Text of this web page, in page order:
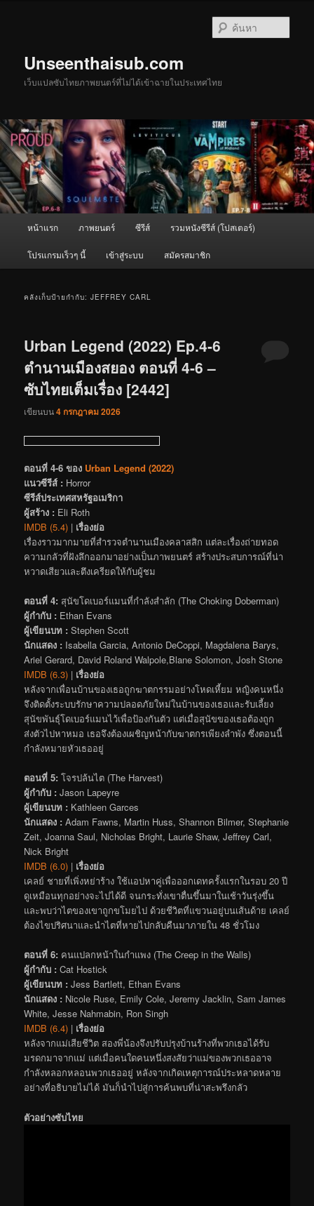
Unseenthaisub.com
เว็บแปลซับไทยภาพยนตร์ที่ไม่ได้เข้าฉายในประเทศไทย
หน้าแรก ภาพยนตร์ ซีรีส์ รวมหนังซีรีส์ (โปสเตอร์)
โปรแกรมเร็วๆ นี้ เข้าสู่ระบบ สมัครสมาชิก
คลังเก็บป้ายกำกับ:JEFFREY CARL
Urban Legend (2022) Ep.4-6
ตำนานเมืองสยอง ตอนที่ 4-6 –
ซับไทยเต็มเรื่อง [2442]
เขียนบน4 กรกฎาคม 2026
ตอนที่ 4-6 ของ Urban Legend (2022)
แนวซีรีส์ : Horror
ซีรีส์ประเทศสหรัฐอเมริกา
ผู้สร้าง : Eli Roth
IMDB (5.4) | เรื่องย่อ
เรื่องราวมากมายที่สำรวจตำนานเมืองคลาสสิก แต่ละเรื่องถ่ายทอด
ความกลัวที่ฝังลึกออกมาอย่างเป็นภาพยนตร์ สร้างประสบการณ์ที่น่า
หวาดเสียวและตึงเครียดให้กับผู้ชม
ตอนที่ 4: สุนัขโดเบอร์แมนที่กำลังสำลัก (The Choking Doberman)
ผู้กำกับ : Ethan Evans
ผู้เขียนบท : Stephen Scott
นักแสดง : Isabella Garcia, Antonio DeCoppi, Magdalena Barys,
Ariel Gerard, David Roland Walpole,Blane Solomon, Josh Stone
IMDB (6.3) | เรื่องย่อ
หลังจากเพื่อนบ้านของเธอถูกฆาตกรรมอย่างโหดเหี้ยม หญิงคนหนึ่ง
จึงติดตั้งระบบรักษาความปลอดภัยใหม่ในบ้านของเธอและรับเลี้ยง
สุนัขพันธุ์โดเบอร์แมนไว้เพื่อป้องกันตัว แต่เมื่อสุนัขของเธอต้องถูก
ส่งตัวไปหาหมอ เธอจึงต้องเผชิญหน้ากับฆาตกรเพียงลำพัง ซึ่งตอนนี้
กำลังหมายหัวเธออยู่
ตอนที่ 5: โจรปล้นไต (The Harvest)
ผู้กำกับ : Jason Lapeyre
ผู้เขียนบท : Kathleen Garces
นักแสดง : Adam Fawns, Martin Huss, Shannon Bilmer, Stephanie
Zeit, Joanna Saul, Nicholas Bright, Laurie Shaw, Jeffrey Carl,
Nick Bright
IMDB (6.0) | เรื่องย่อ
เคลย์ ชายที่เพิ่งหย่าร้าง ใช้แอปหาคู่เพื่อออกเดทครั้งแรกในรอบ 20 ปี
ดูเหมือนทุกอย่างจะไปได้ดี จนกระทั่งเขาตื่นขึ้นมาในเช้าวันรุ่งขึ้น
และพบว่าไตของเขาถูกขโมยไป ด้วยชีวิตที่แขวนอยู่บนเส้นด้าย เคลย์
ต้องไขปริศนาและนำไตที่หายไปกลับคืนมาภายใน 48 ชั่วโมง
ตอนที่ 6: คนแปลกหน้าในกำแพง (The Creep in the Walls)
ผู้กำกับ : Cat Hostick
ผู้เขียนบท : Jess Bartlett, Ethan Evans
นักแสดง : Nicole Ruse, Emily Cole, Jeremy Jacklin, Sam James
White, Jesse Nahmabin, Ron Singh
IMDB (6.4) | เรื่องย่อ
หลังจากแม่เสียชีวิต สองพี่น้องจึงปรับปรุงบ้านร้างที่พวกเธอได้รับ
มรดกมาจากแม่ แต่เมื่อคนใดคนหนึ่งสงสัยว่าแม่ของพวกเธออาจ
กำลังหลอกหลอนพวกเธออยู่ หลังจากเกิดเหตุการณ์ประหลาดหลาย
อย่างที่อธิบายไม่ได้ มันก็นำไปสู่การค้นพบที่น่าสะพรึงกลัว
ตัวอย่างซับไทย